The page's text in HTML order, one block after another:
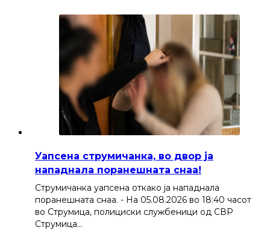
Уапсена струмичанка, во двор ја
нападнала поранешната снаа!
Струмичанка уапсена откако ја нападнала
поранешната снаа. - На 05.08.2026 во 18:40 часот
во Струмица, полициски службеници од СВР
Струмица…